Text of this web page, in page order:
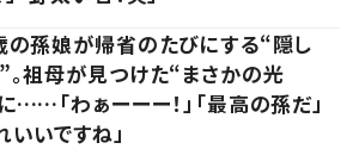
の孫娘が帰省のたびにする“隠し
。祖母が見つけた“まさかの光
……「わぁーーー！」「最高の孫だ」
いいですね」